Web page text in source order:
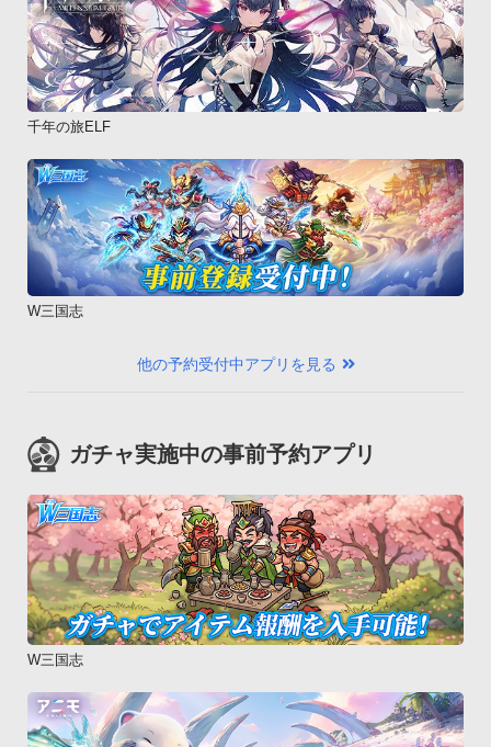
千年の旅ELF
W三国志
他の予約受付中アプリを見る
ガチャ実施中の事前予約アプリ
W三国志